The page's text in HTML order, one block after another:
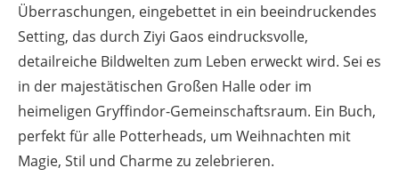
Überraschungen, eingebettet in ein beeindruckendes
Setting, das durch Ziyi Gaos eindrucksvolle,
detailreiche Bildwelten zum Leben erweckt wird. Sei es
in der majestätischen Großen Halle oder im
heimeligen Gryffindor-Gemeinschaftsraum. Ein Buch,
perfekt für alle Potterheads, um Weihnachten mit
Magie, Stil und Charme zu zelebrieren.